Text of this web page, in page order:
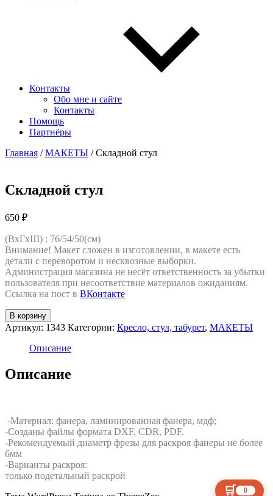
Контакты
Обо мне и сайте
Контакты
Помощь
Партнёры
Главная /МАКЕТЫ / Складной стул
Складной стул
650 ₽
(ВхГхШ) : 76/54/50(см)
Внимание! Макет сложен в изготовлении, в макете есть
детали с переворотом и несквозные выборки.
Администрация магазина не несёт ответственность за убытки
пользователя при несоответствие материалов ожиданиям.
Ссылка на пост в ВКонтакте
Количество
товара
Складной
В корзину
Артикул: 1343 Категории: Кресло, стул, табурет, МАКЕТЫ
Описание
Описание
-Материал: фанера, ламинированная фанера, мдф;
-Созданы файлы формата DXF, CDR, PDF.
-Рекомендуемый диаметр фрезы для раскроя фанеры не более
6мм
-Варианты раскроя:
только подетальный раскрой
🛒 0